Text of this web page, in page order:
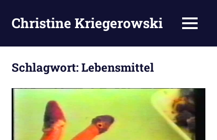
Inhalt
springen
Christine Kriegerowski MENÜ
Schlagwort:Lebensmittel